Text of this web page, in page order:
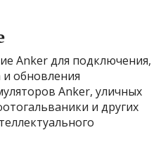
Anker для подключения,
обновления
Anker, уличных
и других